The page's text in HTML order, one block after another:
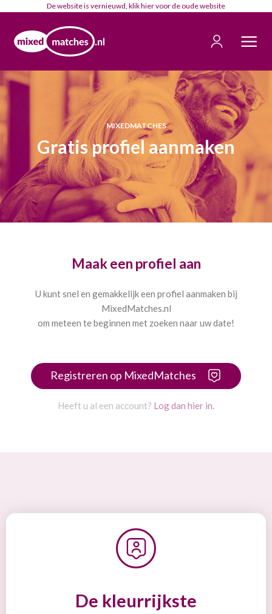
De website is vernieuwd, klikhiervoor de oude website
MIXEDMATCHES
Gratis profiel aanmaken
Maak een profiel aan
U kunt snel en gemakkelijk een profiel aanmaken bij
MixedMatches.nl
om meteen te beginnen met zoeken naar uw date!
Registreren op MixedMatches
Heeft u al een account? Log dan hier in.
De kleurrijkste